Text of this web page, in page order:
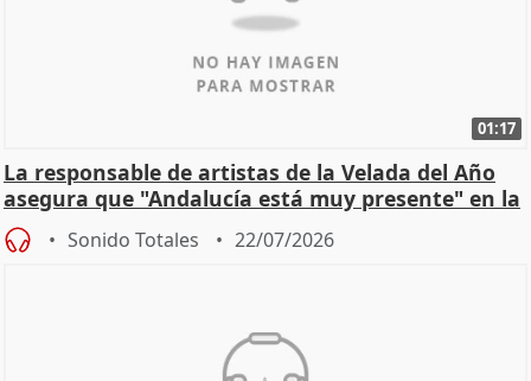
01:17
La responsable de artistas de la Velada del Año
asegura que "Andalucía está muy presente" en la
cita
Sonido Totales 22/07/2026